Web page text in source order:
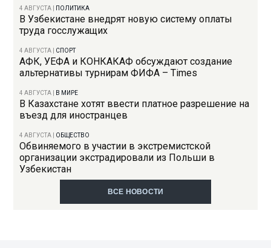
4 АВГУСТА ПОЛИТИКА
В Узбекистане внедрят новую систему оплаты
труда госслужащих
4 АВГУСТА СПОРТ
АФК, УЕФА и КОНКАКАФ обсуждают создание
альтернативы турнирам ФИФА – Times
4 АВГУСТА В МИРЕ
В Казахстане хотят ввести платное разрешение на
въезд для иностранцев
4 АВГУСТА ОБЩЕСТВО
Обвиняемого в участии в экстремистской
организации экстрадировали из Польши в
Узбекистан
ВСЕ НОВОСТИ